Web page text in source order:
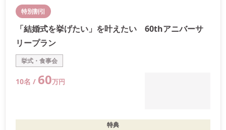
特別割引
「結婚式を挙げたい」を叶えたい 60thアニバーサ
リープラン
挙式・食事会
10名 / 60万円
特典